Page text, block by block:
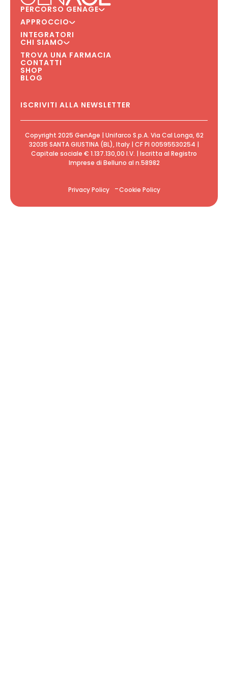
PERCORSO GENAGE
Scopri il percorso GenAge
Cellular Longevity Kit
Lifestyle Test
Genetic Plan
Il Programma Yougevity
APPROCCIO
La scienza della longevità
Lo stile di vita pro-longevity
INTEGRATORI
CHI SIAMO
Farmacisti Preparatori
La partnership con Filippo Ongaro
Comitato Scientifico
I nostri laboratori
TROVA UNA FARMACIA
CONTATTI
SHOP
BLOG
ISCRIVITI ALLA NEWSLETTER
Copyright 2025 GenAge | Unifarco S.p.A. Via Cal Longa, 62
32035 SANTA GIUSTINA (BL), Italy | CF PI 00595530254 |
Capitale sociale € 1.137.130,00 I.V. | Iscritta al Registro
Imprese di Belluno al n.58982
Privacy Policy Cookie Policy